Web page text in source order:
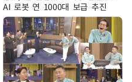
AI 로봇 연 1000대 보급 추진